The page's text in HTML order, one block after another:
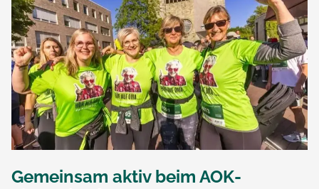
Gemeinsam aktiv beim AOK-